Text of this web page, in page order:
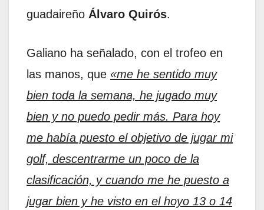
guadaireño Álvaro Quirós.
Galiano ha señalado, con el trofeo en
las manos, que «me he sentido muy
bien toda la semana, he jugado muy
bien y no puedo pedir más. Para hoy
me había puesto el objetivo de jugar mi
golf, descentrarme un poco de la
clasificación, y cuando me he puesto a
jugar bien y he visto en el hoyo 13 o 14